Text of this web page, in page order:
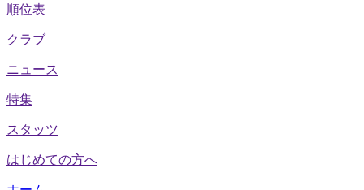
順位表
クラブ
ニュース
特集
スタッツ
はじめての方へ